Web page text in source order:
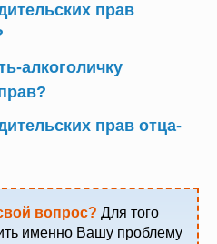
прав
алкоголичку
прав отца-
вопрос? Для того
именно Вашу проблему